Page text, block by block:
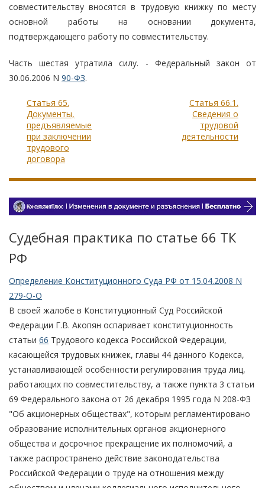
совместительству вносятся в трудовую книжку по месту
основной работы на основании документа,
подтверждающего работу по совместительству.
Часть шестая утратила силу. - Федеральный закон от
30.06.2006 N 90-ФЗ.
Статья 65.
Документы,
предъявляемые
при заключении
трудового
договора
Статья 66.1.
Сведения о
трудовой
деятельности
Судебная практика по статье 66 TК
РФ
Определение Конституционного Суда РФ от 15.04.2008 N
279-О-О
В своей жалобе в Конституционный Суд Российской
Федерации Г.В. Акопян оспаривает конституционность
статьи 66 Трудового кодекса Российской Федерации,
касающейся трудовых книжек, главы 44 данного Кодекса,
устанавливающей особенности регулирования труда лиц,
работающих по совместительству, а также пункта 3 статьи
69 Федерального закона от 26 декабря 1995 года N 208-ФЗ
"Об акционерных обществах", которым регламентировано
образование исполнительных органов акционерного
общества и досрочное прекращение их полномочий, а
также распространено действие законодательства
Российской Федерации о труде на отношения между